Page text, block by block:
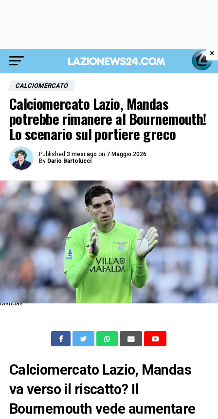
CALCIOMERCATO
Calciomercato Lazio, Mandas
potrebbe rimanere al Bournemouth!
Lo scenario sul portiere greco
Published 3 mesi ago on 7 Maggio 2026
By Dario Bartolucci
Mandas
Calciomercato Lazio, Mandas
va verso il riscatto? Il
Bournemouth vede aumentare
×